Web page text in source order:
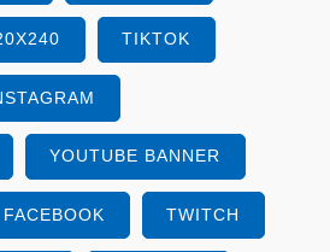
TIKTOK
YOUTUBE BANNER
FACEBOOK TWITCH